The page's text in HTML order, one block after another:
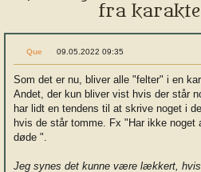
fra
Que 09.05.2022 09:35
Som det er nu, bliver alle "felter" i en
Andet, der kun bliver vist hvis der står
har lidt en tendens til at skrive noget i
hvis de står tomme. Fx "Har ikke noget
døde ".
Jeg synes det kunne være lækkert,